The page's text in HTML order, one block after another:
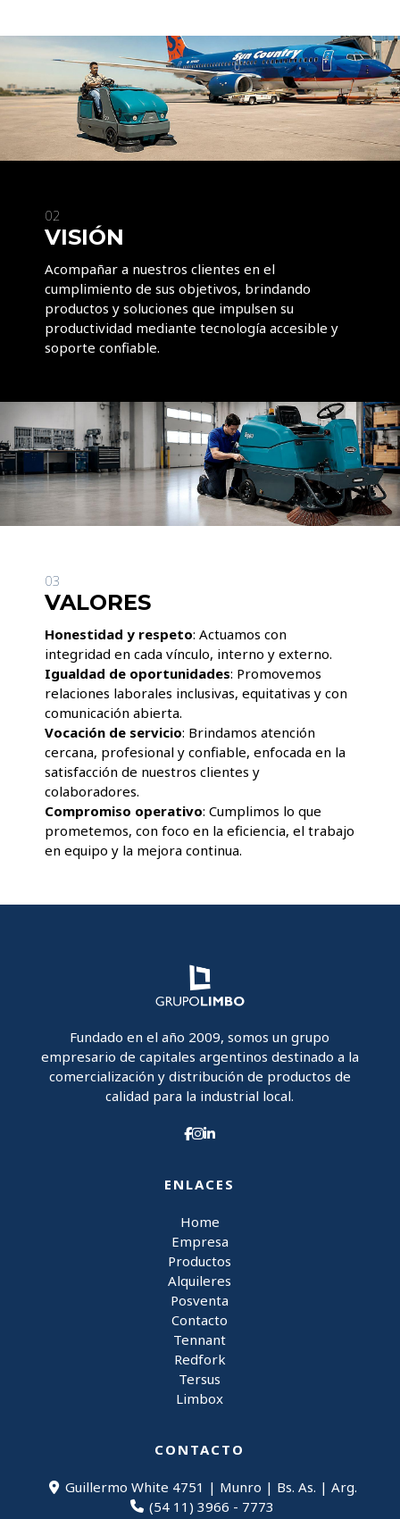
02
VISIÓN
Acompañar a nuestros clientes en el
cumplimiento de sus objetivos, brindando
productos y soluciones que impulsen su
productividad mediante tecnología accesible y
soporte confiable.
03
VALORES
Honestidad y respeto: Actuamos con
integridad en cada vínculo, interno y externo.
Igualdad de oportunidades: Promovemos
relaciones laborales inclusivas, equitativas y con
comunicación abierta.
Vocación de servicio: Brindamos atención
cercana, profesional y confiable, enfocada en la
satisfacción de nuestros clientes y
colaboradores.
Compromiso operativo: Cumplimos lo que
prometemos, con foco en la eficiencia, el trabajo
en equipo y la mejora continua.
Fundado en el año 2009, somos un grupo
empresario de capitales argentinos destinado a la
comercialización y distribución de productos de
calidad para la industrial local.
ENLACES
Home
Empresa
Productos
Alquileres
Posventa
Contacto
Tennant
Redfork
Tersus
Limbox
CONTACTO
Guillermo White 4751 | Munro | Bs. As. | Arg.
(54 11) 3966 - 7773